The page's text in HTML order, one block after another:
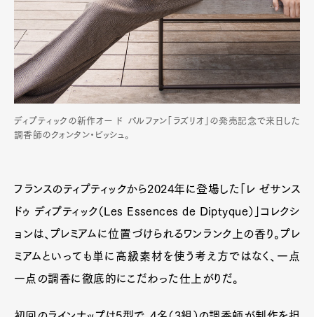
ディプティックの新作オー ド パルファン「ラズリオ」の発売記念で来日した
調香師のクォンタン・ビッシュ。
フランスのティプティックから2024年に登場した「レ ゼサンス
ドゥ ディプティック（Les Essences de Diptyque）」コレクシ
ョンは、プレミアムに位置づけられるワンランク上の香り。プレ
ミアムといっても単に高級素材を使う考え方ではなく、一点
一点の調香に徹底的にこだわった仕上がりだ。